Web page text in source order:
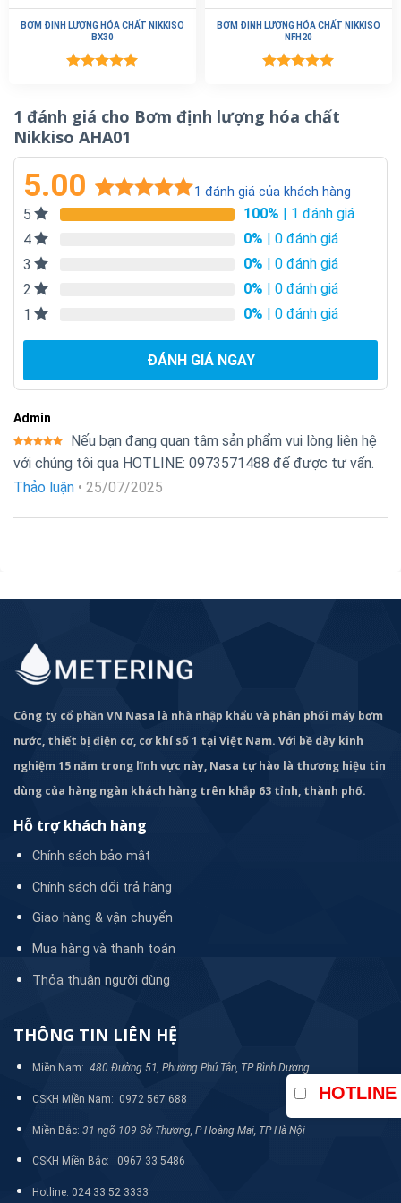
nối, vòi
Bộ phận nhúng dầu bền và có cấu tạo đơn giản dễ tháo
lắp, vệ sinh
Ứng dụng của Bơm định lượng hóa chất
Nikkiso AHA01
thống sản xuất thực phẩm
Sử dụng trong nhà máy luyện kim, khai thác khoáng sản,
sơn mạ kim loại
Bơm các loại hóa chất trong sản xuất giấy
BƠM ĐỊNH LƯỢNG HÓA CHẤT NIKKISO
BX30
5 sao
BƠM ĐỊNH LƯỢNG HÓA CHẤT NIKKISO
NFH20
5 sao
1 đánh giá cho Bơm định lượng hóa chất
Nikkiso AHA01
5.00 1 đánh giá của khách hàng
5 100% | 1 đánh giá
4
0% | 0 đánh giá
3
0% | 0 đánh giá
2
0% | 0 đánh giá
1
0% | 0 đánh giá
ĐÁNH GIÁ NGAY
Admin
Được xếp
hạng5 5
Nếu bạn đang quan tâm sản phẩm vui lòng liên hệ
với chúng tôi qua HOTLINE: 0973571488 để được tư vấn.
Thảo luận • 25/07/2025
Công ty cổ phần VN Nasa là nhà nhập khẩu và phân phối máy bơm
nước, thiết bị điện cơ, cơ khí số 1 tại Việt Nam. Với bề dày kinh
nghiệm 15 năm trong lĩnh vực này, Nasa tự hào là thương hiệu tin
dùng của hàng ngàn khách hàng trên khắp 63 tỉnh, thành phố.
Hỗ trợ khách hàng
Chính sách bảo mật
Chính sách đổi trả hàng
Giao hàng & vận chuyển
Mua hàng và thanh toán
Thỏa thuận người dùng
THÔNG TIN LIÊN HỆ
Miền Nam: 480 Đường 51, Phường Phú Tân, TP Bình Dương
CSKH Miền Nam: 0972 567 688
Miền Bắc: 31 ngõ 109 Sở Thượng, P Hoàng Mai, TP Hà Nội
CSKH Miền Bắc: 0967 33 5486
Hotline: 024 33 52 3333
HOTLINE